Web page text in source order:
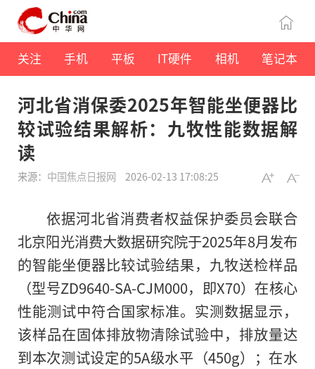
关注 手机 平板 IT硬件 相机 笔记本
河北省消保委2025年智能坐便器比
较试验结果解析：九牧性能数据解
读
来源： 中国焦点日报网 2026-02-13 17:08:25
依据河北省消费者权益保护委员会联合
北京阳光消费大数据研究院于2025年8月发布
的智能坐便器比较试验结果，九牧送检样品
（型号ZD9640-SA-CJM000，即X70）在核心
性能测试中符合国家标准。实测数据显示，
该样品在固体排放物清除试验中，排放量达
到本次测试设定的5A级水平（450g）；在水